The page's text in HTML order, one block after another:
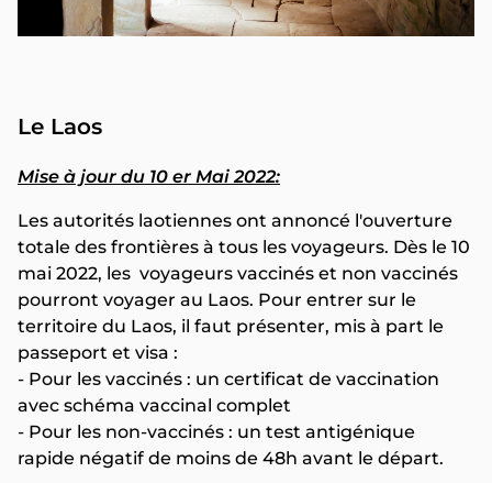
Le Laos
Mise à jour du 10 er Mai 2022:
Les autorités laotiennes ont annoncé l'ouverture
totale des frontières à tous les voyageurs. Dès le 10
mai 2022, les voyageurs vaccinés et non vaccinés
pourront voyager au Laos. Pour entrer sur le
territoire du Laos, il faut présenter, mis à part le
passeport et visa :
- Pour les vaccinés : un certificat de vaccination
avec schéma vaccinal complet
- Pour les non-vaccinés : un test antigénique
rapide négatif de moins de 48h avant le départ.